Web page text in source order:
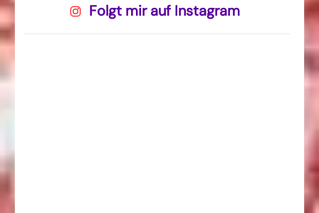
Folgt mir auf Instagram